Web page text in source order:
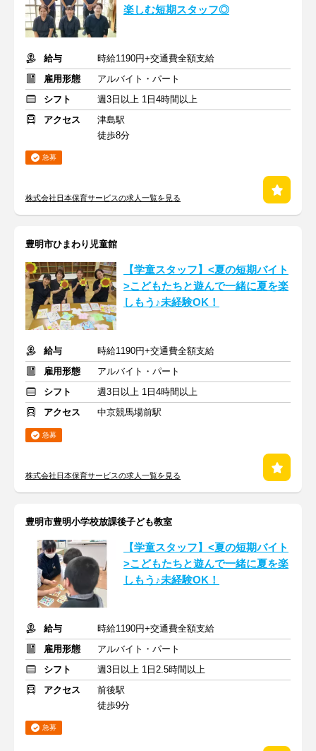
楽しむ短期スタッフ◎
給与
時給1190円+交通費全額支給
雇用形態
アルバイト・パート
シフト
週3日以上 1日4時間以上
アクセス
津島駅
徒歩8分
急募
株式会社日本保育サービスの求人一覧を見る
豊明市ひまわり児童館
【学童スタッフ】<夏の短期バイト
>こどもたちと遊んで一緒に夏を楽
しもう♪未経験OK！
給与
時給1190円+交通費全額支給
雇用形態
アルバイト・パート
シフト
週3日以上 1日4時間以上
アクセス
中京競馬場前駅
急募
株式会社日本保育サービスの求人一覧を見る
豊明市豊明小学校放課後子ども教室
【学童スタッフ】<夏の短期バイト
>こどもたちと遊んで一緒に夏を楽
しもう♪未経験OK！
給与
時給1190円+交通費全額支給
雇用形態
アルバイト・パート
シフト
週3日以上 1日2.5時間以上
アクセス
前後駅
徒歩9分
急募